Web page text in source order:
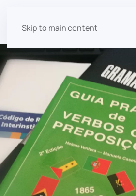
Skip to main contentAna Salgado